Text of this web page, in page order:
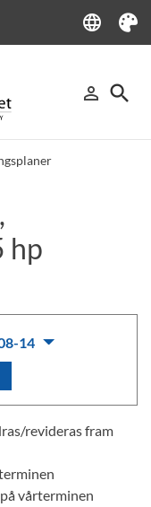
language
Language
Tema
person_outline
Logga in
search
Sök
hp
14
revideras fram
vårterminen